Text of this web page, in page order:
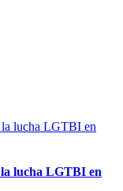
lucha LGTBI en